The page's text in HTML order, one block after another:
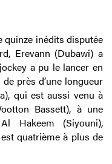
quinze inédits disputée
Erevann (Dubawi) a
a pu le lancer en
près d’une longueur
qui est aussi venu à
Bassett), à une
Hakeem (Siyouni),
quatrième à plus de